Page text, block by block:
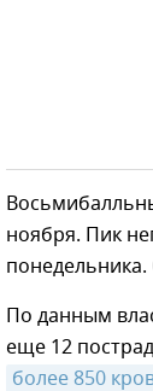
ноября. Пик
По данным
еще 12
более 850